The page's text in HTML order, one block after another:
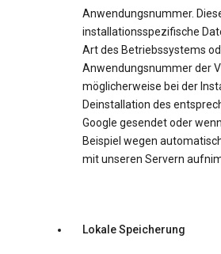
Anwendungsnummer.
installationsspezifische
Art des Betriebssystems
Anwendungsnummer der
möglicherweise bei der
Deinstallation des
Google gesendet oder
Beispiel wegen
mit unseren Servern
Lokale Speicherung